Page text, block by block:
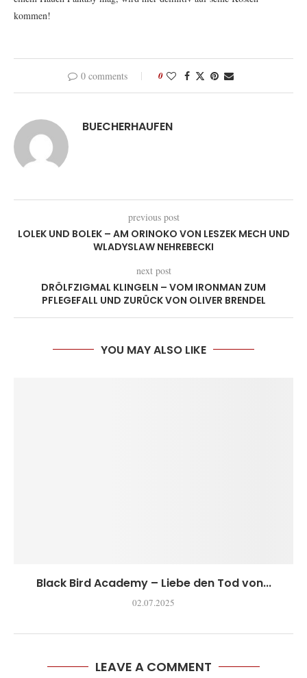
kommen!
0 comments 0
BUECHERHAUFEN
previous post
LOLEK UND BOLEK – AM ORINOKO VON LESZEK MECH UND
WLADYSLAW NEHREBECKI
next post
DRÖLFZIGMAL KLINGELN – VOM IRONMAN ZUM
PFLEGEFALL UND ZURÜCK VON OLIVER BRENDEL
YOU MAY ALSO LIKE
Black Bird Academy – Liebe den Tod von...
02.07.2025
LEAVE A COMMENT